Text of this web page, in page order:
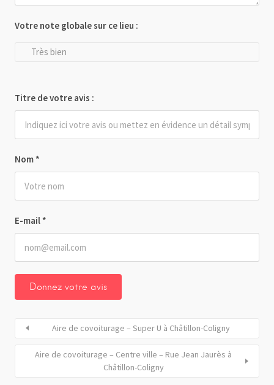
Nom *
E-mail *
Votre note globale sur ce lieu :
Très bien
Titre de votre avis :
Aire de covoiturage – Super U à Châtillon-Coligny
Aire de covoiturage – Centre ville – Rue Jean Jaurès à
Châtillon-Coligny